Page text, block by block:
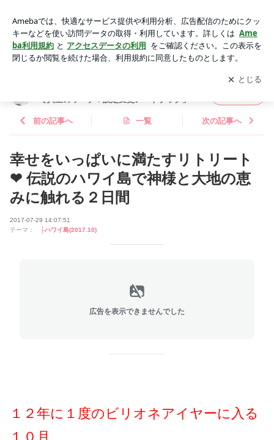
と大地の恵みに触れる２日間 | 藤本さきこオフィシャルブログ
「宇宙レベルで人生のワープ！設定変更ノートブック」Power
ed by Ameba
アプリをダウンロードして ブログの更新通知
を受け取りまし
ょう。
開く
で人生のワープ！設定変更ノートブック」
前の記事へ 一覧 次の記事へ
幸せをいっぱいに満たすリトリート
❤︎ 伝説のハワイ島で神様と大地の恵
みに触れる２日間
2017-07-29 14:07:51
テーマ：
├ハワイ島(2017.10)
広告を表示できませんでした
１２年に１度のビリオネアイヤーに入る
１０月、